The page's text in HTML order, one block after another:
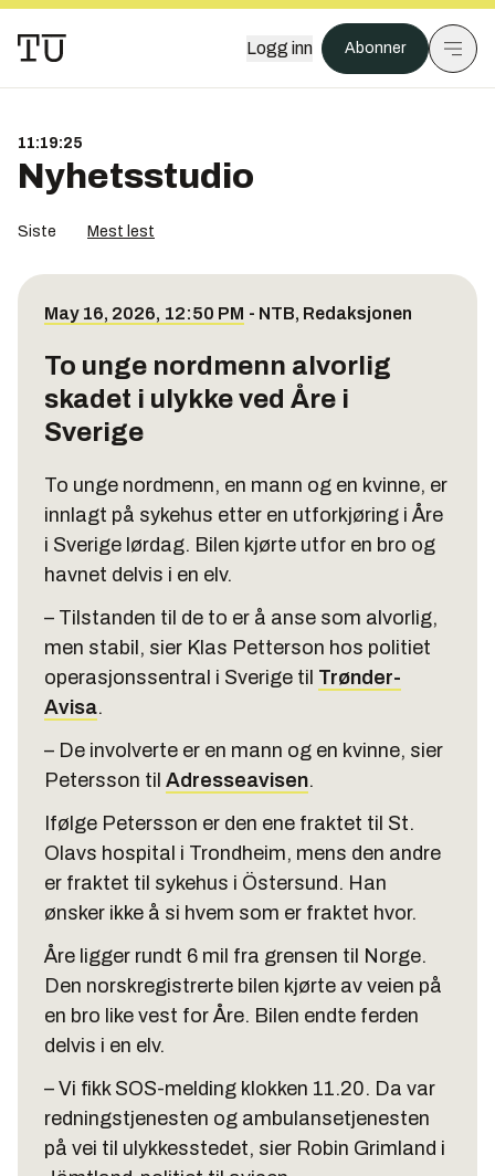
Logg inn Abonner
11:19:25
Nyhetsstudio
Siste Mest lest
May 16, 2026, 12:50 PM - NTB, Redaksjonen
To unge nordmenn alvorlig
skadet i ulykke ved Åre i
Sverige
To unge nordmenn, en mann og en kvinne, er
innlagt på sykehus etter en utforkjøring i Åre
i Sverige lørdag. Bilen kjørte utfor en bro og
havnet delvis i en elv.
– Tilstanden til de to er å anse som alvorlig,
men stabil, sier Klas Petterson hos politiet
operasjonssentral i Sverige til Trønder-
Avisa.
– De involverte er en mann og en kvinne, sier
Petersson til Adresseavisen.
Ifølge Petersson er den ene fraktet til St.
Olavs hospital i Trondheim, mens den andre
er fraktet til sykehus i Östersund. Han
ønsker ikke å si hvem som er fraktet hvor.
Åre ligger rundt 6 mil fra grensen til Norge.
Den norskregistrerte bilen kjørte av veien på
en bro like vest for Åre. Bilen endte ferden
delvis i en elv.
– Vi fikk SOS-melding klokken 11.20. Da var
redningstjenesten og ambulansetjenesten
på vei til ulykkesstedet, sier Robin Grimland i